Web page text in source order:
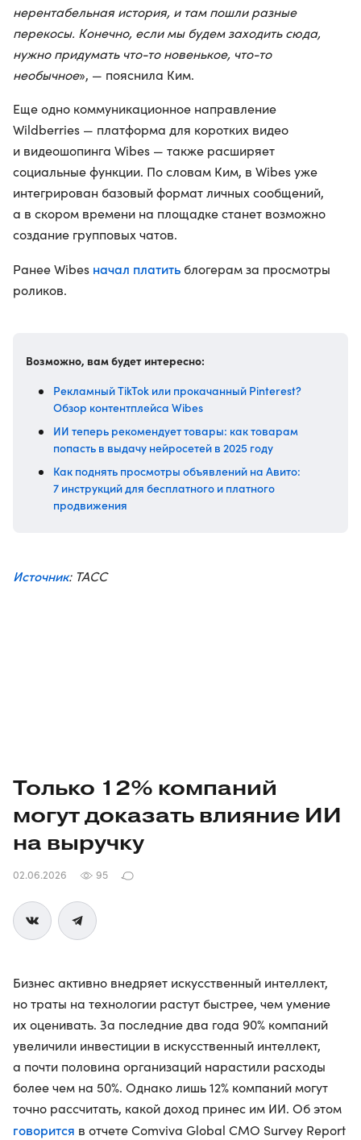
нерентабельная история, и там пошли разные
перекосы. Конечно, если мы будем заходить сюда,
нужно придумать что-то новенькое, что-то
необычное», — пояснила Ким.
Еще одно коммуникационное направление
Wildberries — платформа для коротких видео
и видеошопинга Wibes — также расширяет
социальные функции. По словам Ким, в Wibes уже
интегрирован базовый формат личных сообщений,
а в скором времени на площадке станет возможно
создание групповых чатов.
Ранее Wibes начал платить блогерам за просмотры
роликов.
Возможно, вам будет интересно:
Рекламный TikTok или прокачанный Pinterest?
Обзор контентплейса Wibes
ИИ теперь рекомендует товары: как товарам
попасть в выдачу нейросетей в 2025 году
Как поднять просмотры объявлений на Авито:
7 инструкций для бесплатного и платного
продвижения
Источник: ТАСС
Только 12% компаний
могут доказать влияние ИИ
на выручку
02.06.2026 95
Бизнес активно внедряет искусственный интеллект,
но траты на технологии растут быстрее, чем умение
их оценивать. За последние два года 90% компаний
увеличили инвестиции в искусственный интеллект,
а почти половина организаций нарастили расходы
более чем на 50%. Однако лишь 12% компаний могут
точно рассчитать, какой доход принес им ИИ. Об этом
говорится в отчете Comviva Global CMO Survey Report